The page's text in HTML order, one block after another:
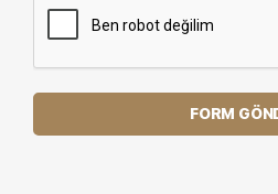
FORM